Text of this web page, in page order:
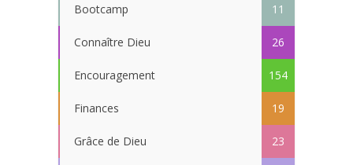
Bootcamp 11
Connaître Dieu 26
Encouragement 154
Finances 19
Grâce de Dieu 23